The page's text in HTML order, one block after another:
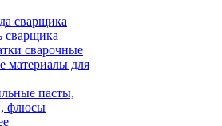
сварщика
сварщика
сварочные
материалы для
пасты,
флюсы